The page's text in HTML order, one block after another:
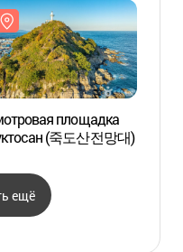
площадка
(죽도산전망대)
ещё